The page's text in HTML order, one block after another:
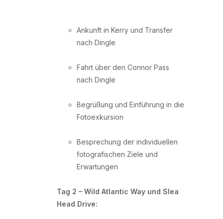
Ankunft in Kerry und Transfer
nach Dingle
Fahrt über den Connor Pass
nach Dingle
Begrüßung und Einführung in die
Fotoexkursion
Besprechung der individuellen
fotografischen Ziele und
Erwartungen
Tag 2 – Wild Atlantic Way und Slea
Head Drive: